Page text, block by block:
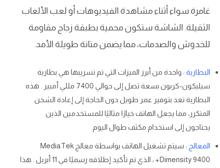
غامرة سواء أثناء مشاهدة الفيديوهات أو لعب الألعاب
الثقيلة. الشاشة ستكون محمية بطبقة زجاج مقاومة
للخدوش والصدمات، مما يضمن متانة طويلة الأمد.
البطارية : واحدة من أبرز الميزات التي تم تسريبها هي بطارية
سيليكون-كربون بسعة تصل إلى حوالي 7400 مللي أمبير . هذه
البطارية تعد بتوفير عمر طويل دون الحاجة إلى إعادة الشحن
المتكرر، مما يجعل الهاتف خيارًا مثاليًا للمستخدمين الذين
يحتاجون إلى استخدام مكثف طوال اليوم.
المعالج
: سيتم تشغيل الهاتف بواسطة معالج MediaTek
Dimensity 9400+ ، الذي تم تأكيد إطلاقه رسميًا في 11 أبريل . هذا